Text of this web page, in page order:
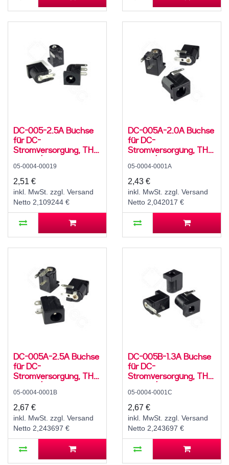
DC-005-2.5A Buchse
für DC-
Stromversorgung, THT,
für 5,5 / 2,5 mm
Hohlstecker, 30 V, 500
mA, 90°, -25..80 °C
05-0004-00019
2,51 €
inkl. MwSt. zzgl. Versand
Netto 2,109244 €
DC-005A-2.0A Buchse
für DC-
Stromversorgung, THT,
für 5,5 / 2,1 mm
Hohlstecker, 30 V, 500
mA, 90°, -20..70 °C
05-0004-0001A
2,43 €
inkl. MwSt. zzgl. Versand
Netto 2,042017 €
DC-005A-2.5A Buchse
für DC-
Stromversorgung, THT,
für 5,5 / 2,5 mm
Hohlstecker, 30 V, 500
mA, 90°, -20..70 °C
05-0004-0001B
2,67 €
inkl. MwSt. zzgl. Versand
Netto 2,243697 €
DC-005B-1.3A Buchse
für DC-
Stromversorgung, THT,
für 3,5 / 1,35 mm
Hohlstecker, 30 V, 500
mA, 90°, -20..70 °C
05-0004-0001C
2,67 €
inkl. MwSt. zzgl. Versand
Netto 2,243697 €